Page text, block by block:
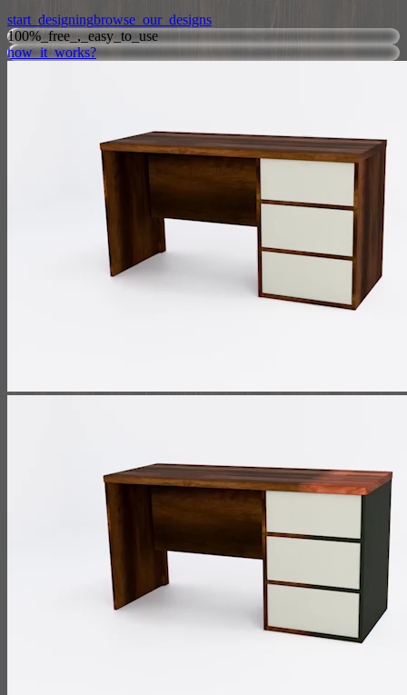
start_designingbrowse_our_designs
100%_free_,_easy_to_use
how_it_works?